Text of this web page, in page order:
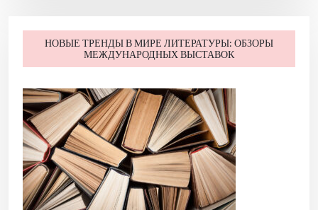
п
з
а
п
и
с
я
м
НОВЫЕ ТРЕНДЫ В МИРЕ ЛИТЕРАТУРЫ: ОБЗОРЫ
МЕЖДУНАРОДНЫХ ВЫСТАВОК